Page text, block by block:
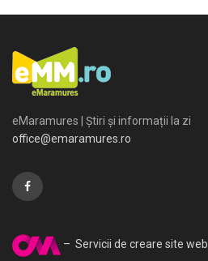
eMaramures | Știri și informații la zi
office@emaramures.ro
– Servicii de creare site web